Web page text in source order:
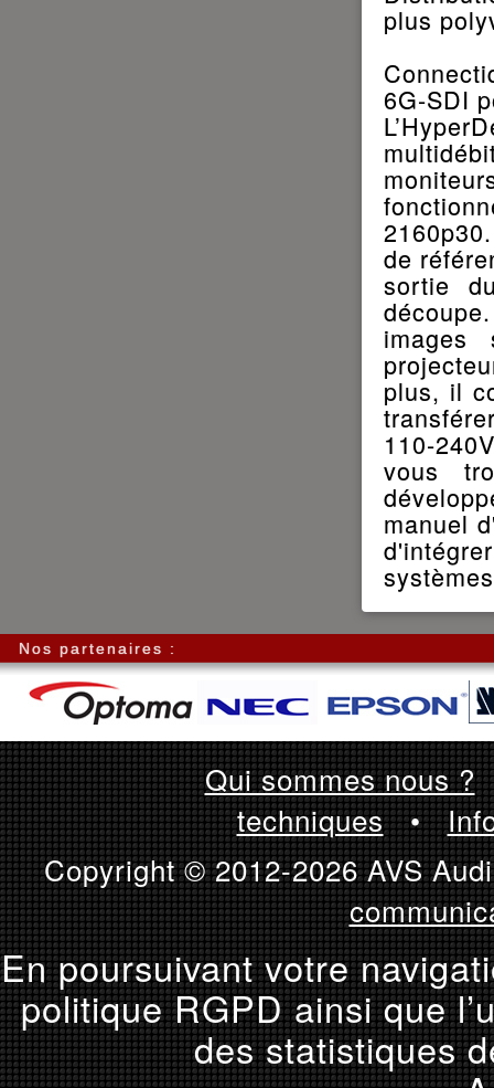
plus
6G-SDI
de
sortie
plus, il
110-
vous
manuel
Nos partenaires :
Qui sommes nous ?
techniques•
Copyright © 2012-2026 AVS
En poursuivant votre
politique RGPD ainsi que
des statistiques